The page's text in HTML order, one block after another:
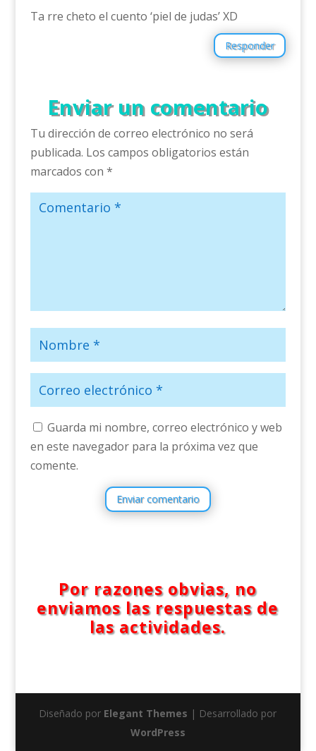
Ta rre cheto el cuento ‘piel de judas’ XD
Responder
Enviar un comentario
Tu dirección de correo electrónico no será
publicada. Los campos obligatorios están
marcados con *
Guarda mi nombre, correo electrónico y web
en este navegador para la próxima vez que
comente.
Enviar comentario
Por razones obvias, no
enviamos las respuestas de
las actividades.
Diseñado por Elegant Themes | Desarrollado por
WordPress